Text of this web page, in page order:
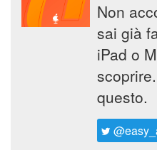
Non
sai già
iPad o
questo.